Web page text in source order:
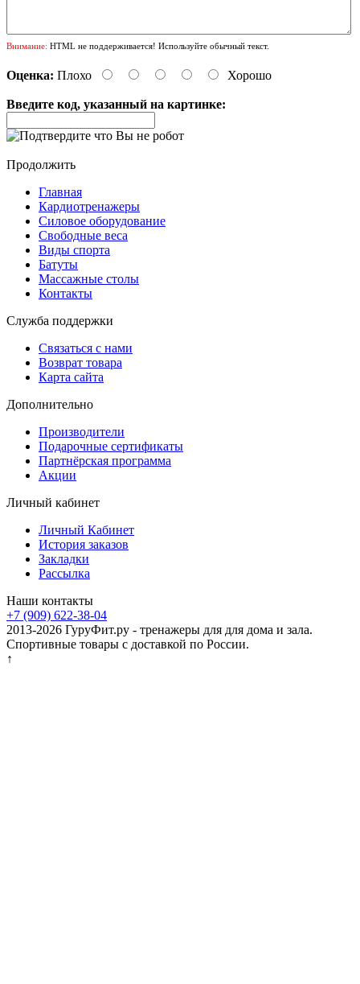
Внимание: HTML не поддерживается! Используйте обычный текст.
Оценка: Плохо Хорошо
Введите код, указанный на картинке:
Продолжить
Главная
Кардиотренажеры
Силовое оборудование
Свободные веса
Виды спорта
Батуты
Массажные столы
Контакты
Служба поддержки
Связаться с нами
Возврат товара
Карта сайта
Дополнительно
Производители
Подарочные сертификаты
Партнёрская программа
Акции
Личный кабинет
Личный Кабинет
История заказов
Закладки
Рассылка
Наши контакты
+7 (909) 622-38-04
2013-2026 ГуруФит.ру - тренажеры для для дома и зала.
Спортивные товары с доставкой по России.
↑